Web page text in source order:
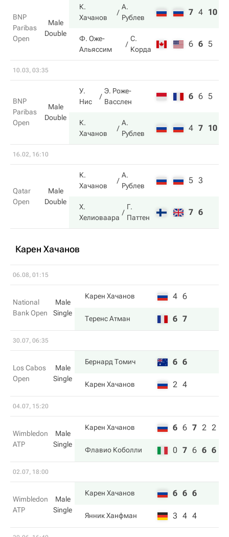
BNP
Paribas
Open
Male
Double
К.
Хачанов
А.
Рублев
7 4 10
Ф. Оже-
Альяссим
С.
Корда
6 6 5
10.03, 03:35
BNP
Paribas
Open
Male
Double
У.
Нис
Э. Роже-
Васслен
6 6 5
К.
Хачанов
А.
Рублев
4 7 10
16.02, 16:10
Qatar
Open
Male
Double
К.
Хачанов
А.
Рублев
5 3
Х.
Хелиоваара
Г.
Паттен
7 6
Карен Хачанов
06.08, 01:15
National
Bank Open
Male
Single
Карен Хачанов 4 6
Теренс Атман 6 7
30.07, 06:35
Los Cabos
Open
Male
Single
Бернард Томич 6 6
Карен Хачанов 2 4
04.07, 15:20
Wimbledon
ATP
Male
Single
Карен Хачанов 6 6 7 2 2
Флавио Коболли 0 7 6 6 6
02.07, 18:00
Wimbledon
ATP
Male
Single
Карен Хачанов 6 6 6
Янник Ханфман 3 4 4